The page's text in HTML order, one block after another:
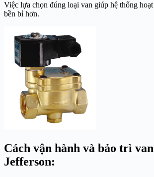
Việc lựa chọn đúng loại van giúp hệ thống
bền bỉ hơn.
Cách vận hành và bảo trì
Jefferson: